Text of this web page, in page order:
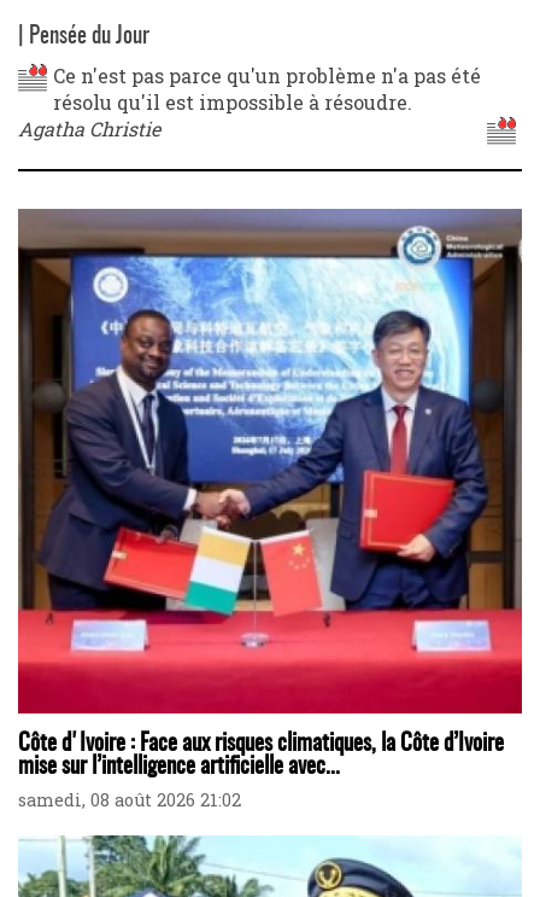
| Pensée du Jour
Ce n'est pas parce qu'un problème n'a pas été
résolu qu'il est impossible à résoudre.
Agatha Christie
Côte d'Ivoire : Face aux risques climatiques, la Côte d’Ivoire
mise sur l’intelligence artificielle avec...
samedi, 08 août 2026 21:02